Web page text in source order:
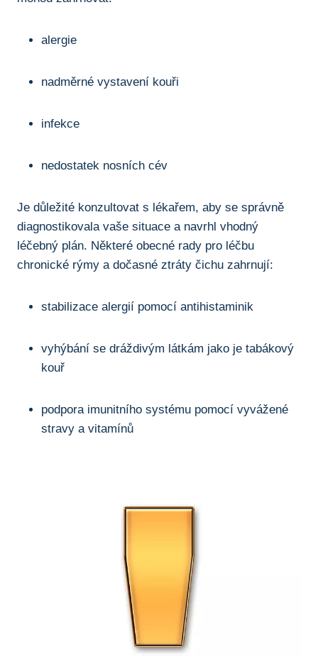
alergie
nadměrné vystavení kouři
infekce
nedostatek nosních⁤ cév
Je ​důležité konzultovat​ s lékařem, ‌aby⁣ se ⁢správně‍
diagnostikovala vaše⁣ situace a navrhl vhodný
léčebný plán. Některé‍ obecné rady ⁤pro léčbu
chronické rýmy a dočasné ztráty čichu ​zahrnují:
stabilizace alergií ⁢pomocí antihistaminik
vyhýbání se dráždivým⁢ látkám ‍jako je tabákový
kouř
podpora imunitního systému pomocí vyvážené
stravy a vitamínů